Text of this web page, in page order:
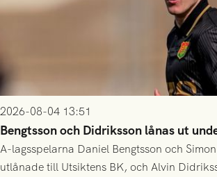
2026-08-04 13:51
Bengtsson och Didriksson lånas ut
A-lagsspelarna Daniel Bengtsson och
utlånade till Utsiktens BK, och Alvin